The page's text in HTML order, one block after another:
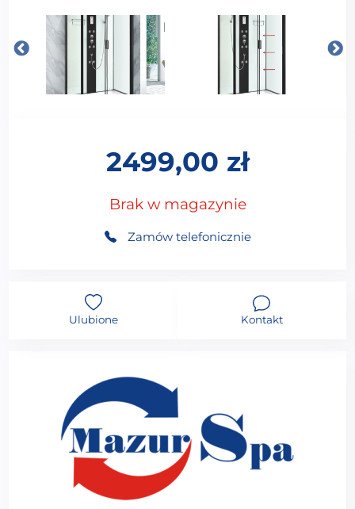
2499,00 zł
Brak w magazynie
Zamów telefonicznie
Ulubione Kontakt